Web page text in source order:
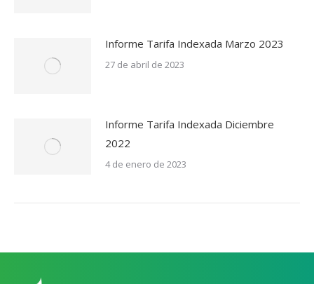
Informe Tarifa Indexada Marzo 2023
27 de abril de 2023
Informe Tarifa Indexada Diciembre
2022
4 de enero de 2023